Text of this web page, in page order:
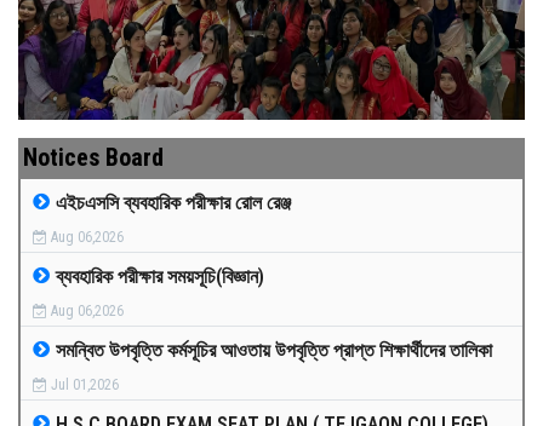
FACULTIES
ACADEMICS
GALLERY
MEDIA
PAYMENT
CO-CURRICULUM
Notices Board
এইচএসসি ব্যবহারিক পরীক্ষার রোল রেঞ্জ
Aug 06,2026
ব্যবহারিক পরীক্ষার সময়সূচি(বিজ্ঞান)
Aug 06,2026
সমন্বিত উপবৃত্তি কর্মসূচির আওতায় উপবৃত্তি প্রাপ্ত শিক্ষার্থীদের তালিকা
Jul 01,2026